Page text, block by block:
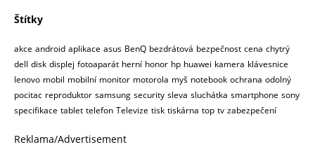
Štítky
akce android aplikace asus BenQ bezdrátová bezpečnost cena chytrý
dell disk displej fotoaparát herní honor hp huawei kamera klávesnice
lenovo mobil mobilní monitor motorola myš notebook ochrana odolný
pocitac reproduktor samsung security sleva sluchátka smartphone sony
specifikace tablet telefon Televize tisk tiskárna top tv zabezpečení
Reklama/Advertisement